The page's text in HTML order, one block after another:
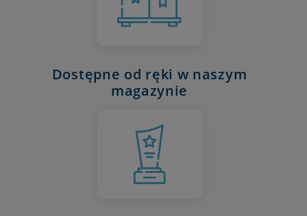
Dostępne od ręki w naszym
magazynie